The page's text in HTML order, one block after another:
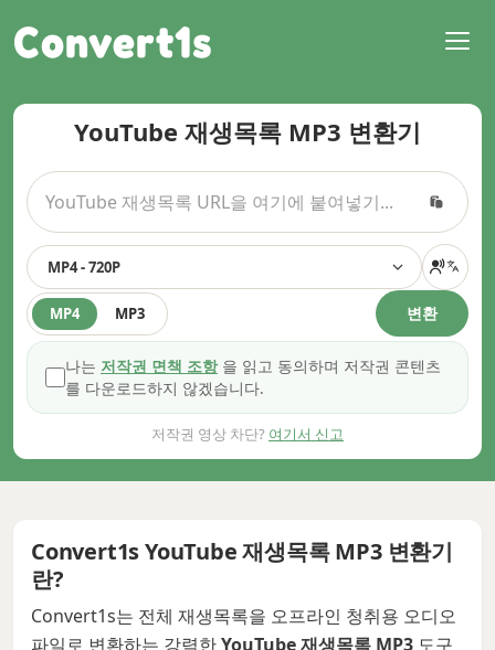
Convert1s
YouTube 재생목록 MP3 변환기
MP4 MP3
MP4 - 720P
변환
나는 저작권 면책 조항을 읽고 동의하며 저작권 콘텐츠
를 다운로드하지 않겠습니다.
저작권 영상 차단? 여기서 신고
Convert1s YouTube 재생목록 MP3 변환기
란?
Convert1s는 전체 재생목록을 오프라인 청취용 오디오
파일로 변환하는 강력한YouTube 재생목록 MP3 도구